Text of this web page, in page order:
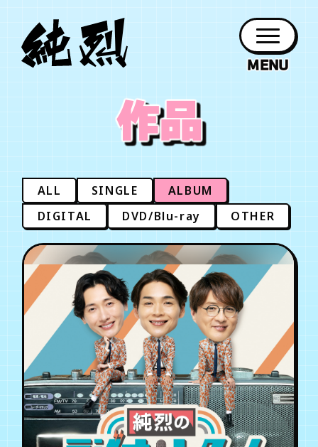
日程
作品
ホーム
年会員制ファンクラブ
会員登録 ログイン
年会員制ファンクラブ
会員登録 ログイン
チケット
FC TICKET
お知らせ
FC NEWS
ムービー
MOVIE
月会員制ファンクラブ
作品
ALL SINGLE
ALBUM
DIGITAL
DVD/Blu-ray OTHER